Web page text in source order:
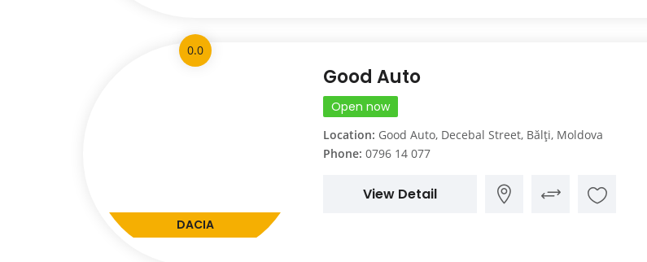
DACIA
0.0
Good Auto
Open now
Location: Good Auto, Decebal Street, Bălți, Moldova
Phone: 0796 14 077
View Detail